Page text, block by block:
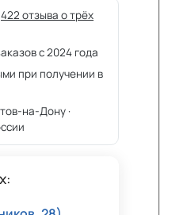
422 отзыва о трёх
с 2024 года
при получении в
на-Дону ·